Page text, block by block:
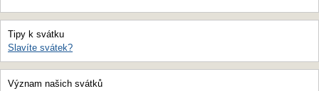
Tipy k svátku
Slavíte svátek?
Význam našich svátků